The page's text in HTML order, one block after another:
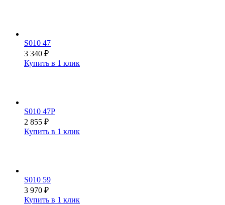
S010 47
3 340 ₽
Купить в 1 клик
S010 47P
2 855 ₽
Купить в 1 клик
S010 59
3 970 ₽
Купить в 1 клик